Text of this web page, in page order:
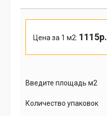
Цена за 1 м2: 1115р.
Введите площадь м2
Количество упаковок